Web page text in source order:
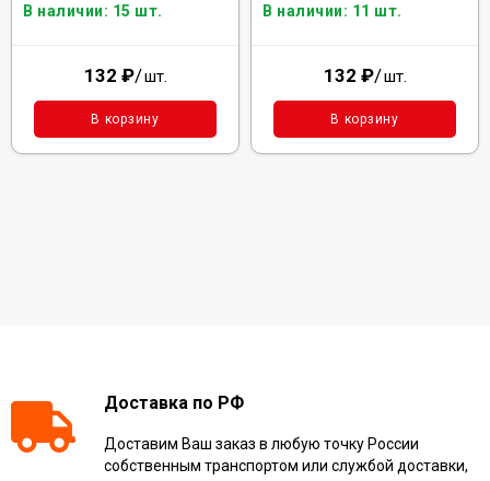
В наличии: 15 шт.
132 ₽/шт.
В корзину
В наличии: 11 шт.
132 ₽/шт.
В корзину
Доставка по РФ
Доставим Ваш заказ в любую точку России
собственным транспортом или службой доставки,